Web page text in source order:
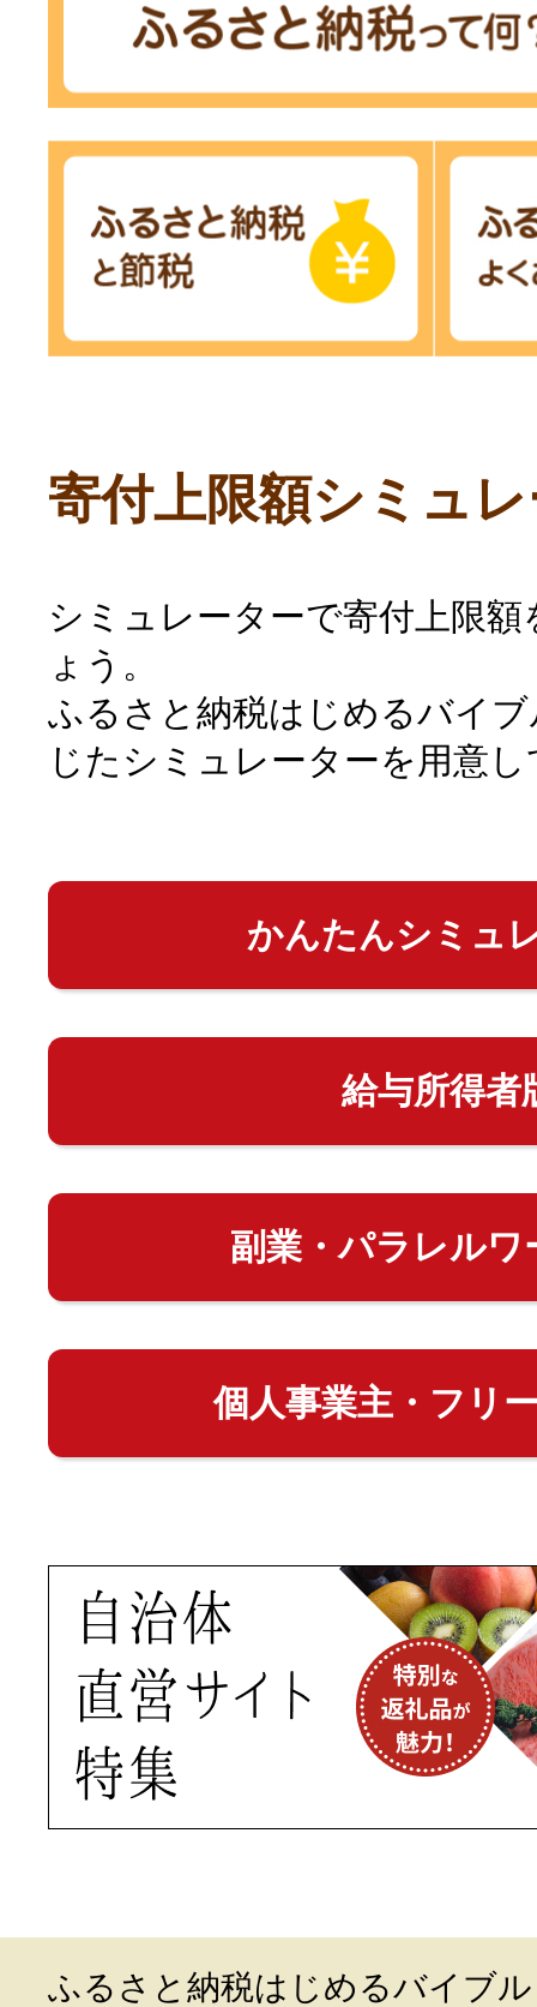
寄付上限額シミュ
シミュレーターで寄付上限
ょう。
ふるさと納税はじめるバイ
じたシミュレーターを用意
かんたんシミュ
給与所得者
副業・パラレルワ
個人事業主・フリ
ふるさと納税はじめるバイブル